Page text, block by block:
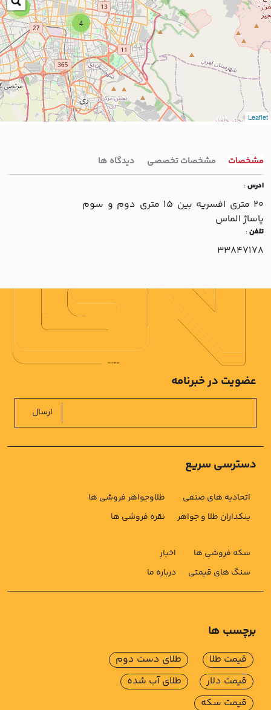
7
4
Leaflet
مشخصات مشخصات تخصصی دیدگاه ها
ادرس:
20 متري افسريه بين 15 متري دوم و سوم
پاساژ الماس
تلفن:
33847178
دسترسی سریع
اتحادیه های صنفی
بنکداران طلا و جواهر
طلاوجواهر فروشی ها
نقره فروشی ها
سکه فروشی ها
سنگ های قیمتی
اخبار
درباره ما
عضویت در خبرنامه
ارسال
برچسب ها
قیمت طلا
قیمت دلار
قیمت سکه
طلای دست دوم
طلای آب شده